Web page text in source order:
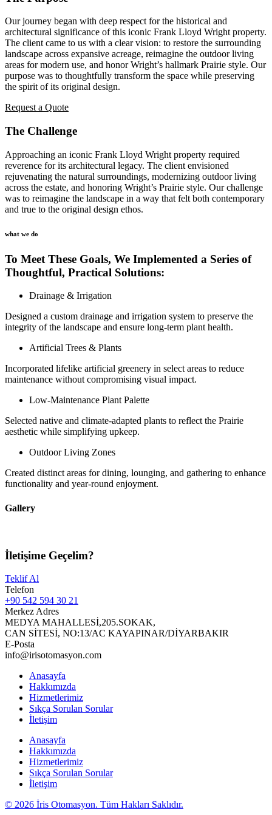
Our journey began with deep respect for the historical and
architectural significance of this iconic Frank Lloyd Wright property.
The client came to us with a clear vision: to restore the surrounding
landscape across expansive acreage, reimagine the outdoor living
areas for modern use, and honor Wright’s hallmark Prairie style. Our
purpose was to thoughtfully transform the space while preserving
the spirit of its original design.
Request a Quote
The Challenge
Approaching an iconic Frank Lloyd Wright property required
reverence for its architectural legacy. The client envisioned
rejuvenating the natural surroundings, modernizing outdoor living
across the estate, and honoring Wright’s Prairie style. Our challenge
was to reimagine the landscape in a way that felt both contemporary
and true to the original design ethos.
what we do
To Meet These Goals, We Implemented a Series of
Thoughtful, Practical Solutions:
Drainage & Irrigation
Designed a custom drainage and irrigation system to preserve the
integrity of the landscape and ensure long-term plant health.
Artificial Trees & Plants
Incorporated lifelike artificial greenery in select areas to reduce
maintenance without compromising visual impact.
Low-Maintenance Plant Palette
Selected native and climate-adapted plants to reflect the Prairie
aesthetic while simplifying upkeep.
Outdoor Living Zones
Created distinct areas for dining, lounging, and gathering to enhance
functionality and year-round enjoyment.
Gallery
İletişime Geçelim?
Teklif Al
Telefon
+90 542 594 30 21
Merkez Adres
MEDYA MAHALLESİ,205.SOKAK,
CAN SİTESİ, NO:13/AC KAYAPINAR/DİYARBAKIR
E-Posta
info@irisotomasyon.com
Anasayfa
Hakkımızda
Hizmetlerimiz
Sıkça Sorulan Sorular
İletişim
Anasayfa
Hakkımızda
Hizmetlerimiz
Sıkça Sorulan Sorular
İletişim
© 2026 İris Otomasyon. Tüm Hakları Saklıdır.